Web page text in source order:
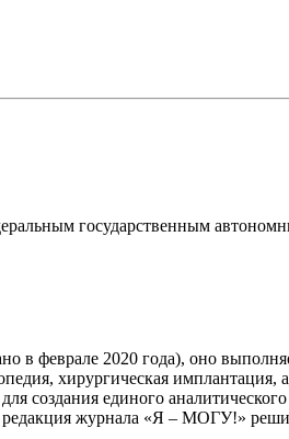
государственным
феврале 2020 года), оно
хирургическая имплантация,
единого
журнала «Я – МОГУ!»